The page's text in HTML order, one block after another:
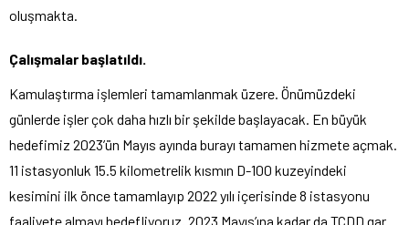
oluşmakta.
Çalışmalar başlatıldı.
Kamulaştırma işlemleri tamamlanmak üzere. Önümüzdeki
günlerde işler çok daha hızlı bir şekilde başlayacak. En büyük
hedefimiz 2023’ün Mayıs ayında burayı tamamen hizmete açmak.
11 istasyonluk 15.5 kilometrelik kısmın D-100 kuzeyindeki
kesimini ilk önce tamamlayıp 2022 yılı içerisinde 8 istasyonu
faaliyete almayı hedefliyoruz. 2023 Mayıs’ına kadar da TCDD gar